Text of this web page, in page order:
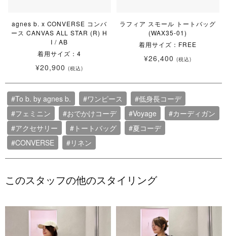
agnes b. x CONVERSE コンバ
ース CANVAS ALL STAR (R) H
I / AB
着用サイズ：4
¥20,900 (税込)
ラフィア スモール トートバッグ
(WAX35-01)
着用サイズ：FREE
¥26,400 (税込)
#To b. by agnes b. #ワンピース
#低身長コーデ
#フェミニン
#おでかけコーデ #Voyage
#カーディガン
#アクセサリー
#トートバッグ
#夏コーデ
#CONVERSE
#リネン
このスタッフの他のスタイリング